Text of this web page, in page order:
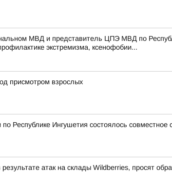
МВД и представитель ЦПЭ МВД по
экстремизма, ксенофобии...
присмотром взрослых
Республике Ингушетия состоялось
атак на склады Wildberries, просят